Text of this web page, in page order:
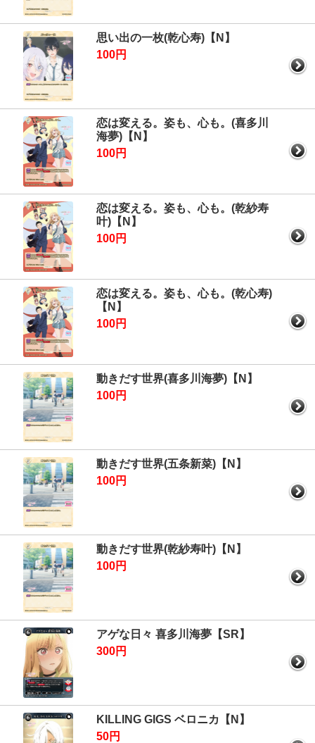
思い出の一枚(乾心寿)【N】
100円
恋は変える。姿も、心も。(喜多川
海夢)【N】
100円
恋は変える。姿も、心も。(乾紗寿
叶)【N】
100円
恋は変える。姿も、心も。(乾心寿)
【N】
100円
動きだす世界(喜多川海夢)【N】
100円
動きだす世界(五条新菜)【N】
100円
動きだす世界(乾紗寿叶)【N】
100円
アゲな日々 喜多川海夢【SR】
300円
KILLING GIGS ベロニカ【N】
50円